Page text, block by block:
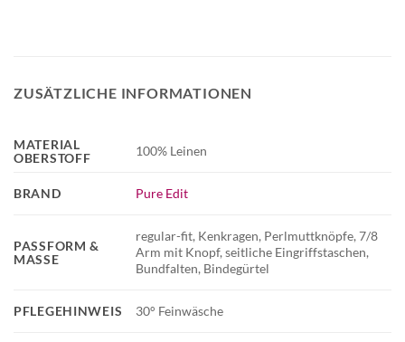
ZUSÄTZLICHE INFORMATIONEN
PFLEGEHINWEIS 30° Feinwäsche
MATERIAL
OBERSTOFF
100% Leinen
BRAND Pure Edit
PASSFORM &
MASSE
regular-fit, Kenkragen, Perlmuttknöpfe, 7/8
Arm mit Knopf, seitliche Eingriffstaschen,
Bundfalten, Bindegürtel